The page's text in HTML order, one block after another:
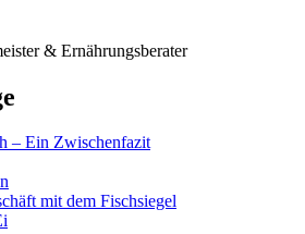
& Ernährungsberater
– Ein Zwischenfazit
mit dem Fischsiegel